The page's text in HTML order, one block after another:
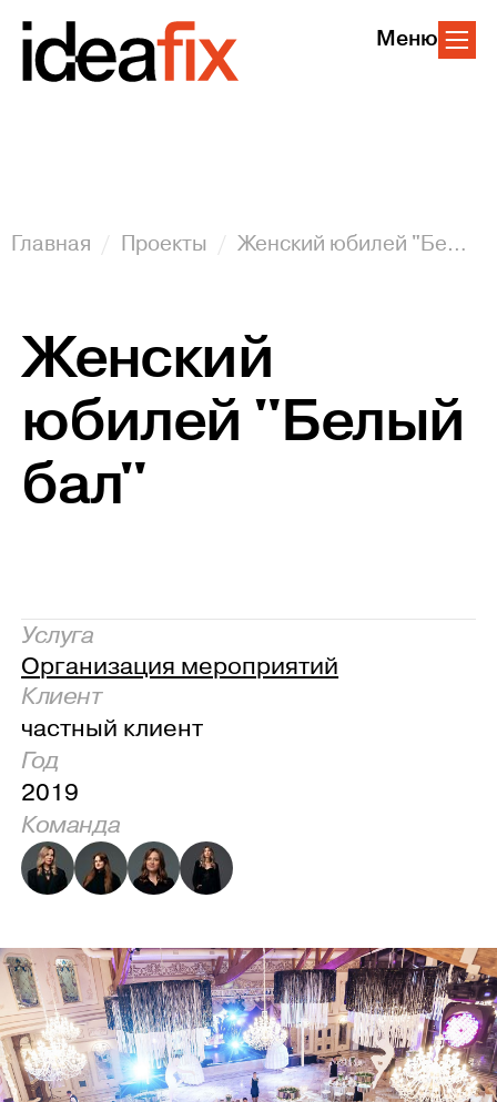
Меню
Женский
юбилей "Белый
бал"
Главная Проекты Женский юбилей "Белый бал"
Услуга
Организация мероприятий
Клиент
частный клиент
Год
2019
Команда